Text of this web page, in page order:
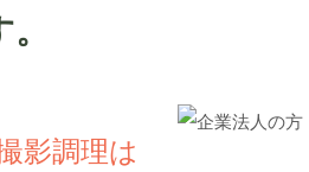
影調理は